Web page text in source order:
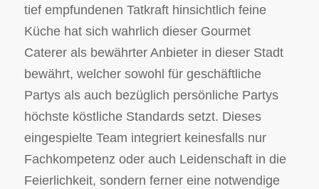
tief empfundenen Tatkraft hinsichtlich feine
Küche hat sich wahrlich dieser Gourmet
Caterer als bewährter Anbieter in dieser Stadt
bewährt, welcher sowohl für geschäftliche
Partys als auch bezüglich persönliche Partys
höchste köstliche Standards setzt. Dieses
eingespielte Team integriert keinesfalls nur
Fachkompetenz oder auch Leidenschaft in die
Feierlichkeit, sondern ferner eine notwendige